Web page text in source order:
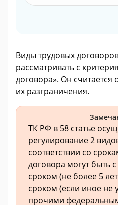
Виды трудовых
рассматривать с
договора». Он
их разграничения.
ТК РФ в 58 статье
регулирование 2
соответствии со
договора могут быть
сроком (не более 5
сроком (если иное не
прочими